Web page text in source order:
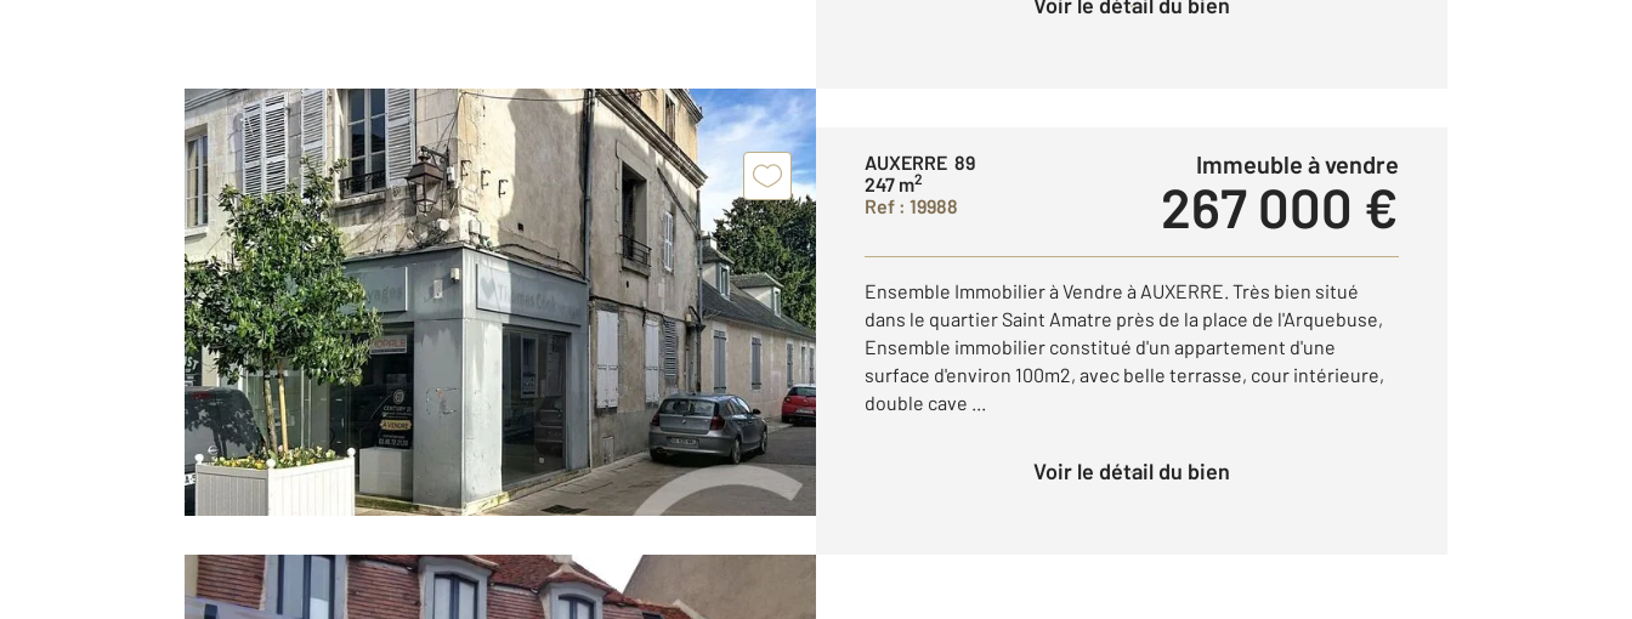
AUXERRE 89
247 m2
Ref : 19988
Immeuble à vendre
267 000 €
Ensemble Immobilier à Vendre à AUXERRE. Très bien situé
dans le quartier Saint Amatre près de la place de l'Arquebuse,
Ensemble immobilier constitué d'un appartement d'une
surface d'environ 100m2, avec belle terrasse, cour intérieure,
double cave ...
Voir le détail du bien